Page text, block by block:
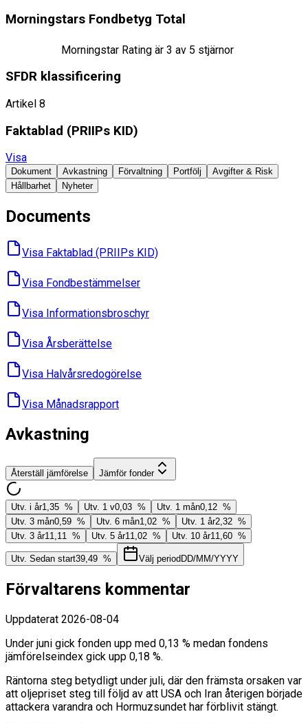
Morningstars Fondbetyg Total
Morningstar Rating är 3 av 5 stjärnor
SFDR klassificering
Artikel 8
Faktablad ​(PRIIPs KID)
Visa
Dokument Avkastning Förvaltning Portfölj
Avgifter & Risk
Hållbarhet
Nyheter
Documents
Visa Faktablad ​(PRIIPs KID)
Visa Fondbes­tämmelser
Visa Informations­broschyr
Visa Års­berättelse
Visa Halvårs­redogörelse
Visa Månads­rapport
Avkastning
Återställ jämförelse Jämför fonder
Utv. i år1,35 % Utv. 1 v0,03 % Utv. 1 mån0,12 %
Utv. 3 mån0,59 % Utv. 6 mån1,02 % Utv. 1 år2,32 %
Utv. 3 år11,11 % Utv. 5 år11,02 % Utv. 10 år11,60 %
Utv. Sedan start39,49 % Välj period DD/MM/YYYY
Förvaltarens kommentar
Uppdaterat 2026-08-04
Under juni gick fonden upp med 0,13 % medan fondens
jämförelseindex gick upp 0,18 %.
Räntorna steg betydligt under juli, där den främsta orsaken var
att oljepriset steg till följd av att USA och Iran återigen började
attackera varandra och Hormuzsundet har förblivit stängt.